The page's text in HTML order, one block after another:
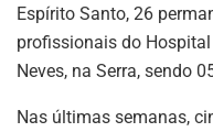
Espírito Santo, 26
profissionais do
Neves, na Serra, sendo
Nas últimas semanas,